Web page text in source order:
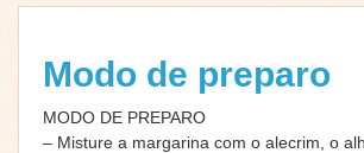
Modo de preparo
MODO DE PREPARO
– Misture a margarina com o alecrim, o